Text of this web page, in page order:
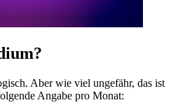
Aber wie viel ungefähr, das ist
Angabe pro Monat: